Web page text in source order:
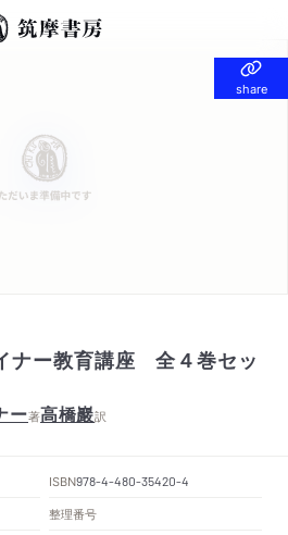
share
share
ナー教育講座 全４巻セッ
ー著高橋巖訳
ISBN978-4-480-35420-4
整理番号